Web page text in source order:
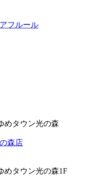
めタウン光の森
めタウン光の森1F